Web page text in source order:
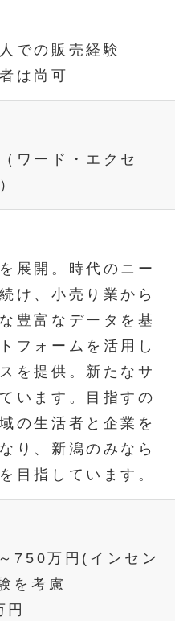
での販売経験
は尚可
ワード・エクセ
展開。時代のニー
け、小売り業から
豊富なデータを基
フォームを活用し
を提供。新たなサ
います。目指すの
の生活者と企業を
り、新潟のみなら
目指しています。
750万円(インセン
を考慮
円